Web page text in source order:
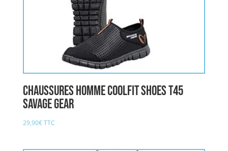
Chaussures Homme COOLFIT SHOES T45
SAVAGE GEAR
29,90€TTC